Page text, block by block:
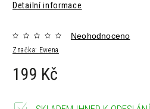
Detailní informace
Značka: Ewena
Neohodnoceno
199 Kč